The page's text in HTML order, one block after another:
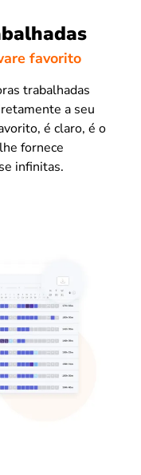
favorito
trabalhadas
a seu
é claro, é o
fornece
infinitas.